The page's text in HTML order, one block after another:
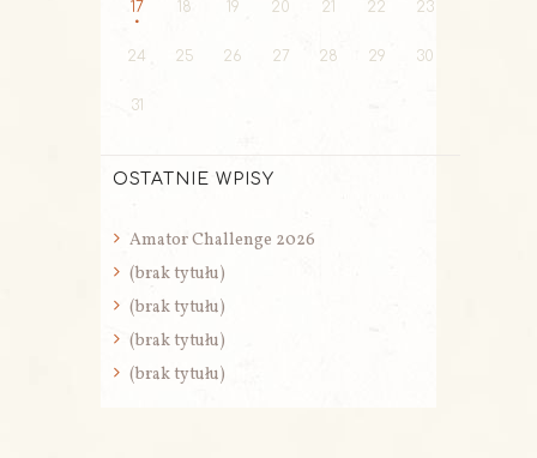
17 18 19 20 21 22 23
24 25 26 27 28 29 30
31
OSTATNIE WPISY
Amator Challenge 2026
(brak tytułu)
(brak tytułu)
(brak tytułu)
(brak tytułu)